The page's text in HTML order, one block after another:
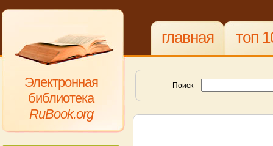
Электронная
библиотека
RuBook.org
главная топ
Поиск